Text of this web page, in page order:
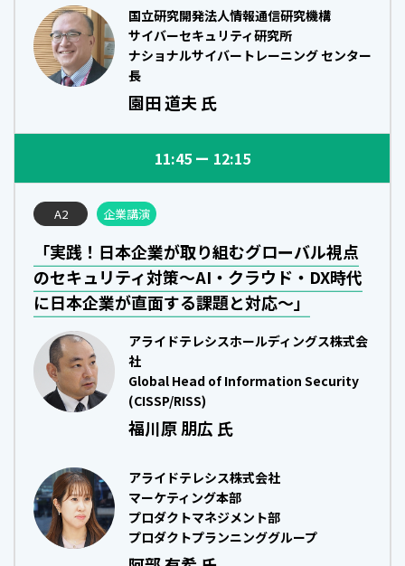
国立研究開発法人情報通信研究機構
サイバーセキュリティ研究所
ナショナルサイバートレーニング センター
長
園田 道夫 氏
11:45 12:15
A2 企業講演
「実践！日本企業が取り組むグローバル視点
のセキュリティ対策～AI・クラウド・DX時代
に日本企業が直面する課題と対応～」
アライドテレシスホールディングス株式会
社
Global Head of Information Security
(CISSP/RISS)
福川原 朋広 氏
アライドテレシス株式会社
マーケティング本部
プロダクトマネジメント部
プロダクトプランニンググループ